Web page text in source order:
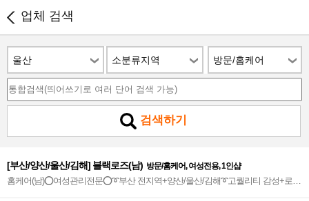
업체 검색
울산 소분류지역 방문/홈케어
검색하기
[부산/양산/울산/김해] 블랙로즈(남) 방문/홈케어, 여성전용, 1인샵
홈케어(남)⭕여성관리전문⭕➰부산 전지역+양산/울산/김해➰고퀄리티 감성+로미